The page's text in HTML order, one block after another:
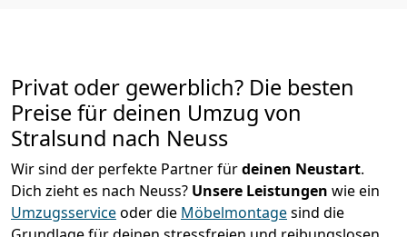
Privat oder gewerblich? Die besten
Preise für deinen Umzug von
Stralsund nach Neuss
Wir sind der perfekte Partner fürdeinen Neustart.
Dich zieht es nach Neuss? Unsere Leistungen wie ein
Umzugsserviceoder die Möbelmontagesind die